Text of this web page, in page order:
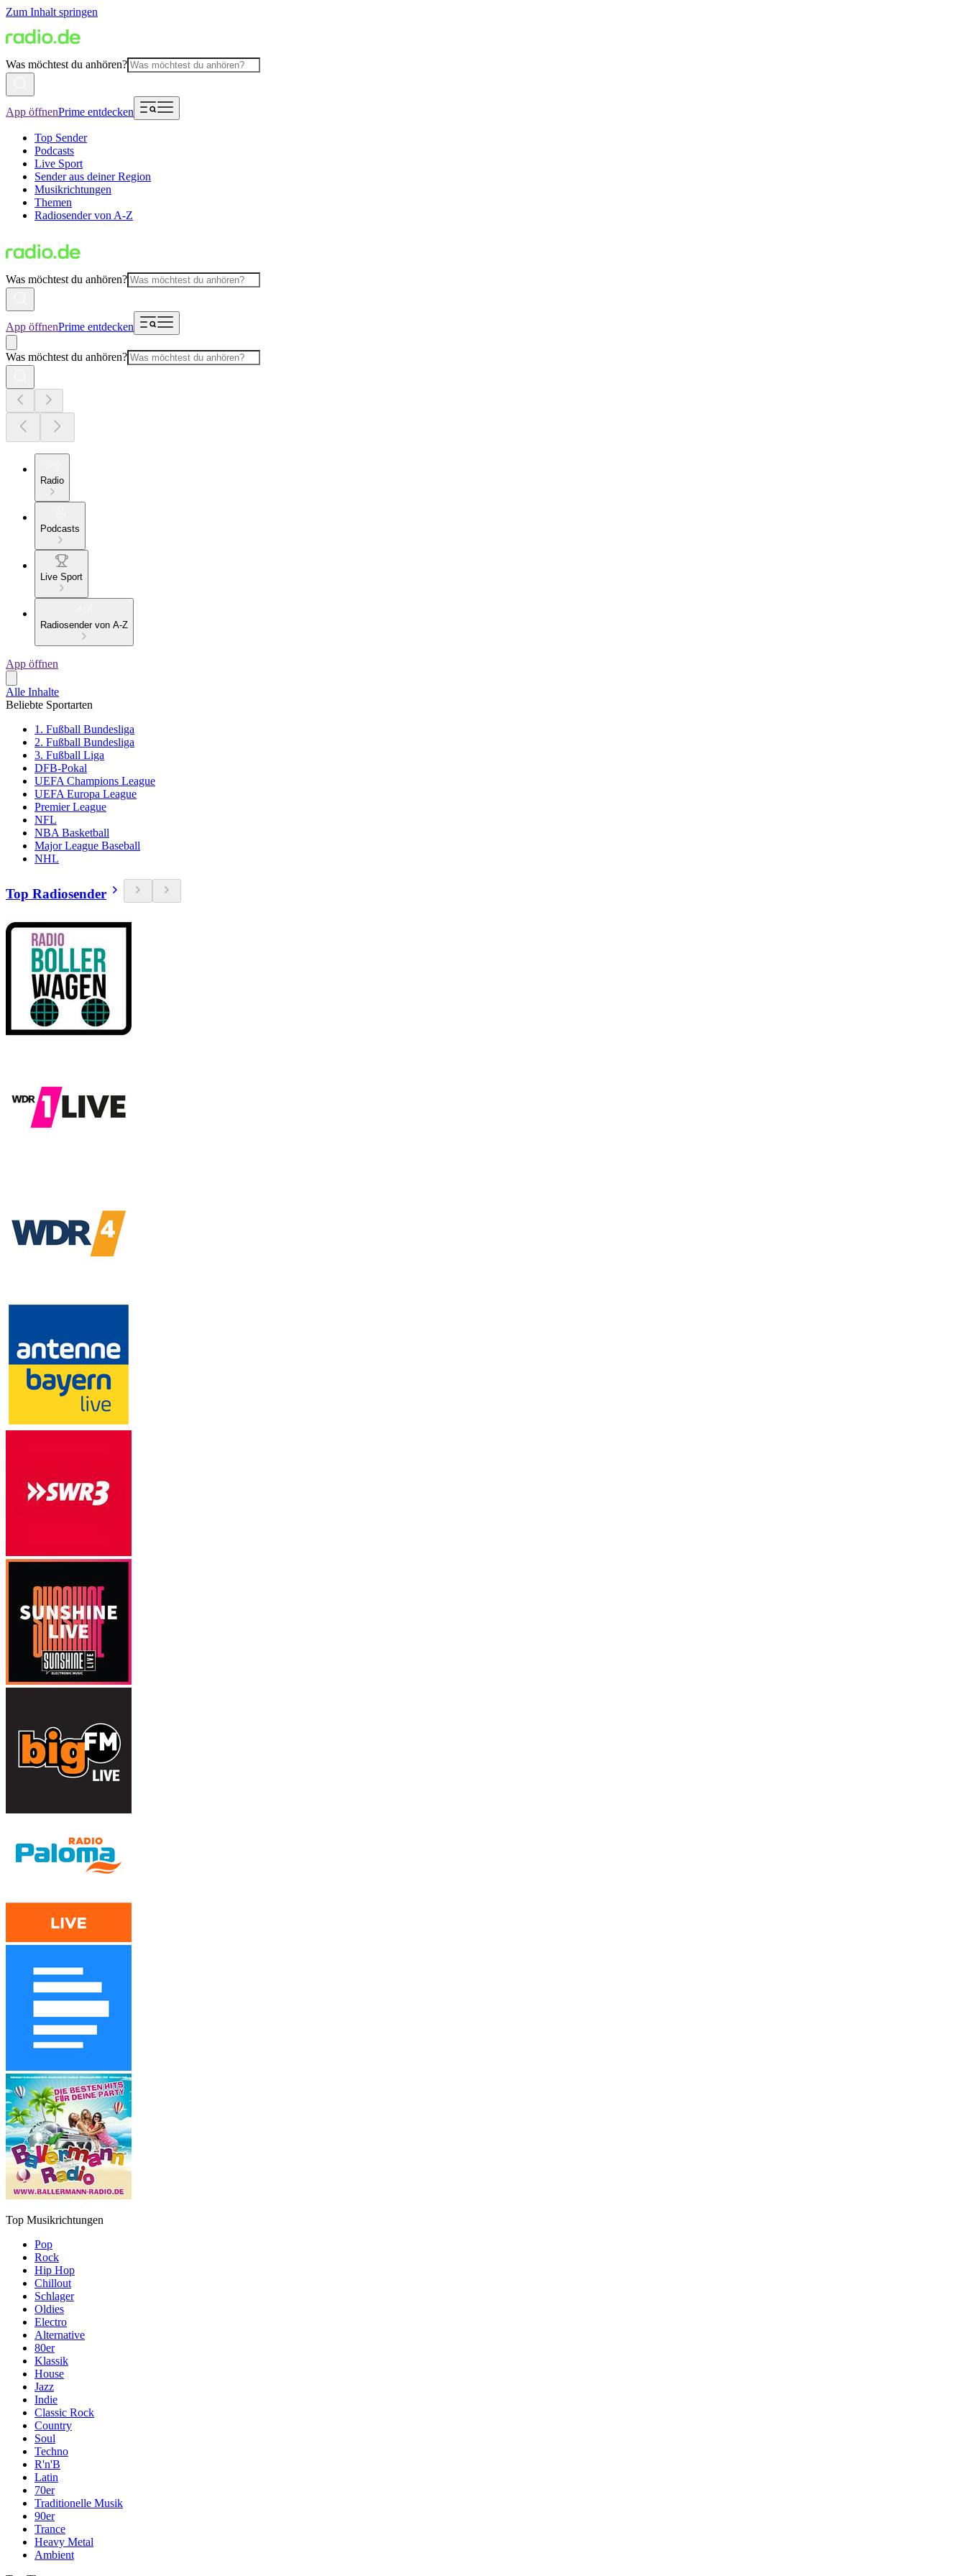
Zum Inhalt springen
Was möchtest du anhören?
App öffnenPrime entdecken
Top Sender
Podcasts
Live Sport
Sender aus deiner Region
Musikrichtungen
Themen
Radiosender von A-Z
Was möchtest du anhören?
App öffnenPrime entdecken
Was möchtest du anhören?
Radio
Podcasts
Live Sport
Radiosender von A-Z
App öffnen
Alle Inhalte
Beliebte Sportarten
1. Fußball Bundesliga
2. Fußball Bundesliga
3. Fußball Liga
DFB-Pokal
UEFA Champions League
UEFA Europa League
Premier League
NFL
NBA Basketball
Major League Baseball
NHL
Top Radiosender
Top Musikrichtungen
Pop
Rock
Hip Hop
Chillout
Schlager
Oldies
Electro
Alternative
80er
Klassik
House
Jazz
Indie
Classic Rock
Country
Soul
Techno
R'n'B
Latin
70er
Traditionelle Musik
90er
Trance
Heavy Metal
Ambient